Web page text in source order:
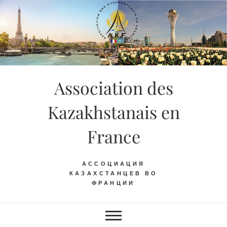
Skip
content
Association des
Kazakhstanais en
France
АССОЦИАЦИЯ
КАЗАХСТАНЦЕВ ВО
ФРАНЦИИ